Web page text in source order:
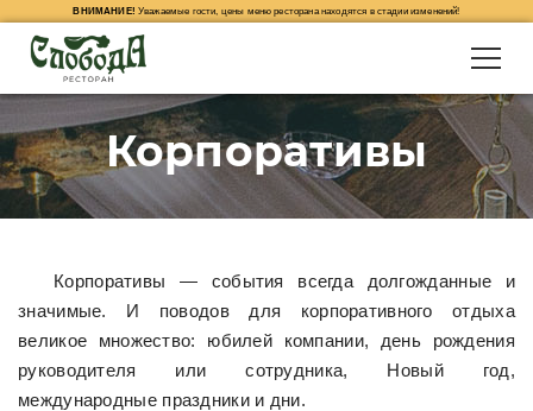
ВНИМАНИЕ! Уважаемые гости, цены меню ресторана находятся в стадии изменений!
Корпоративы
Корпоративы — события всегда долгожданные и
значимые. И поводов для корпоративного отдыха
великое множество: юбилей компании, день рождения
руководителя или сотрудника, Новый год,
международные праздники и дни.